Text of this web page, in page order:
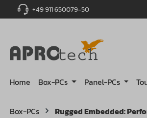
Zur Hauptnavigation springen
+49 911 650079-50
Home Box-PCs Panel-PCs
Box-PCs Rugged Embedded: